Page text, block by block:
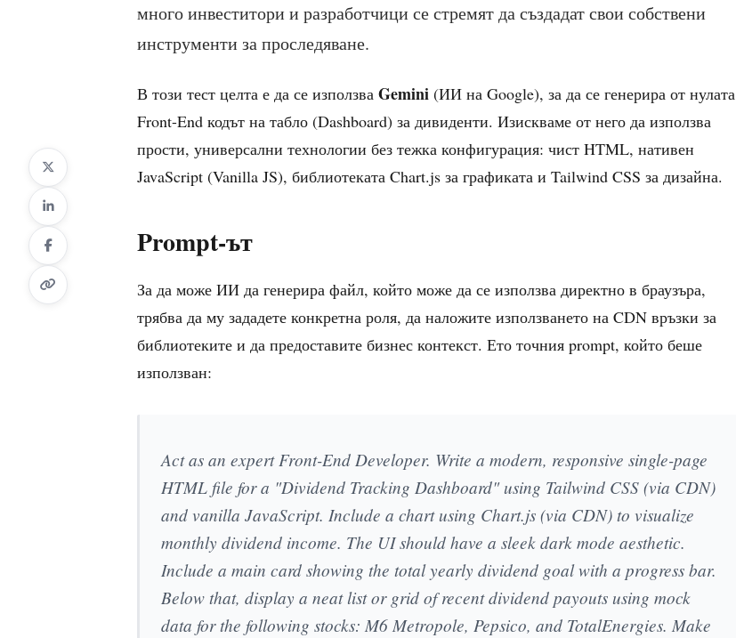
много инвеститори и разработчици се стремят да създадат свои собствени
инструменти за проследяване.
В този тест целта е да се използва Gemini (ИИ на Google), за да се генерира от нулата
Front-End кодът на табло (Dashboard) за дивиденти. Изискваме от него да използва
прости, универсални технологии без тежка конфигурация: чист HTML, нативен
JavaScript (Vanilla JS), библиотеката Chart.js за графиката и Tailwind CSS за дизайна.
Prompt-ът
За да може ИИ да генерира файл, който може да се използва директно в браузъра,
трябва да му зададете конкретна роля, да наложите използването на CDN връзки за
библиотеките и да предоставите бизнес контекст. Ето точния prompt, който беше
използван:
Act as an expert Front-End Developer. Write a modern, responsive single-page
HTML file for a "Dividend Tracking Dashboard" using Tailwind CSS (via CDN)
and vanilla JavaScript. Include a chart using Chart.js (via CDN) to visualize
monthly dividend income. The UI should have a sleek dark mode aesthetic.
Include a main card showing the total yearly dividend goal with a progress bar.
Below that, display a neat list or grid of recent dividend payouts using mock
data for the following stocks: M6 Metropole, Pepsico, and TotalEnergies. Make